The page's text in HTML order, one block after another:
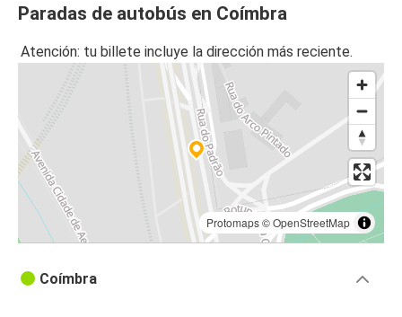
Paradas de autobús en Coímbra
Atención: tu billete incluye la dirección más reciente.
Protomaps©OpenStreetMap
Coímbra